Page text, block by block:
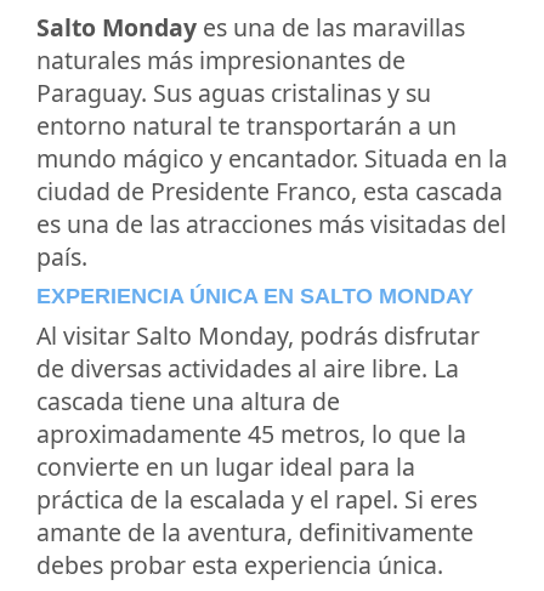
Salto Monday es una de las maravillas
naturales más impresionantes de
Paraguay. Sus aguas cristalinas y su
entorno natural te transportarán a un
mundo mágico y encantador. Situada en la
ciudad de Presidente Franco, esta cascada
es una de las atracciones más visitadas del
país.
EXPERIENCIA ÚNICA EN SALTO MONDAY
Al visitar Salto Monday, podrás disfrutar
de diversas actividades al aire libre. La
cascada tiene una altura de
aproximadamente 45 metros, lo que la
convierte en un lugar ideal para la
práctica de la escalada y el rapel. Si eres
amante de la aventura, definitivamente
debes probar esta experiencia única.